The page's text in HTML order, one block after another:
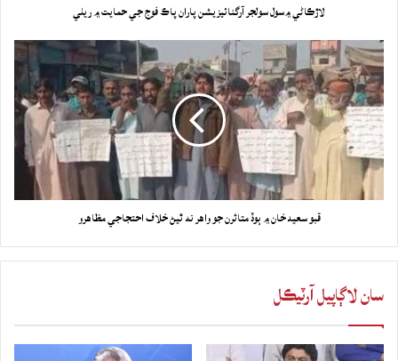
لاڙڪاڻي ۾سول سولجر آرگنائيزيشن پاران پاڪ فوج جي حمايت ۾ ريلي
قبو سعيد خان ۾ ٻوڏ متاثرن جو واهر نه ٿيڻ خلاف احتجاجي مظاهرو
سان لاڳاپيل آرٽيڪل